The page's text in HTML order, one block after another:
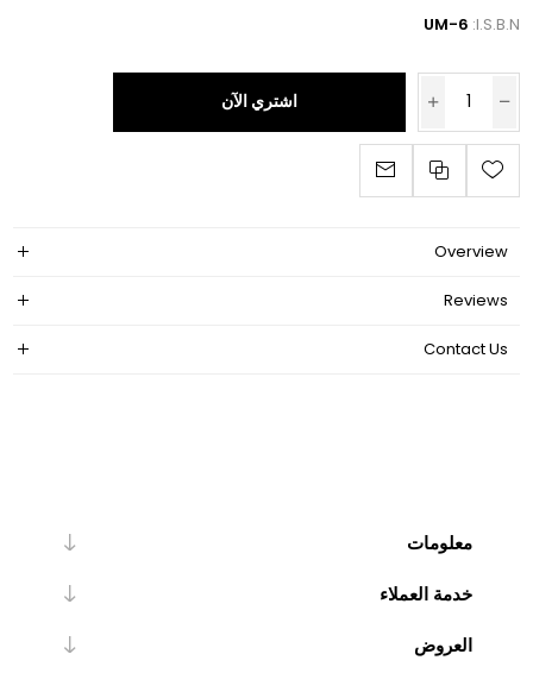
I.S.B.N:
UM-6
اشتري الآن
Overview
Reviews
Contact Us
معلومات
خدمة العملاء
العروض